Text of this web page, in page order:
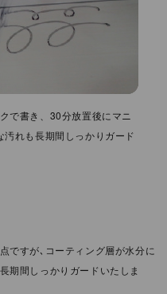
で書き、30分放置後にマニ
れも⻑期間しっかりガード
ですが､コーティング層が⽔分に
期間しっかりガードいたしま